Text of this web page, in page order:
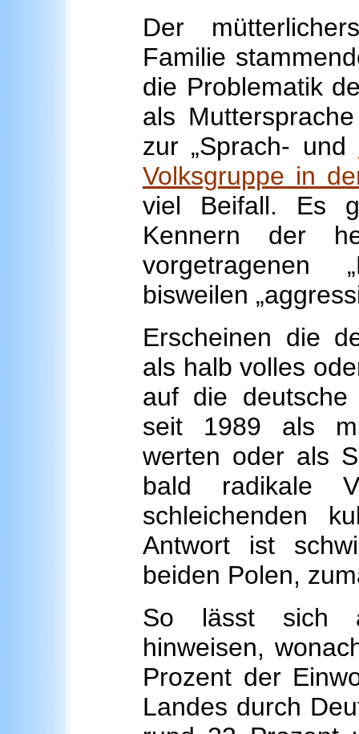
Der
Familie
die Problematik
als
zur „Sprach- und
Volksgruppe in
viel Beifall. Es
Kennern der
vorgetragenen
bisweilen
Erscheinen die
als halb volles
auf die deutsche
seit 1989 als
werten oder als
bald radikale
schleichenden
Antwort ist
beiden Polen,
So lässt sich
hinweisen,
Prozent der
Landes durch